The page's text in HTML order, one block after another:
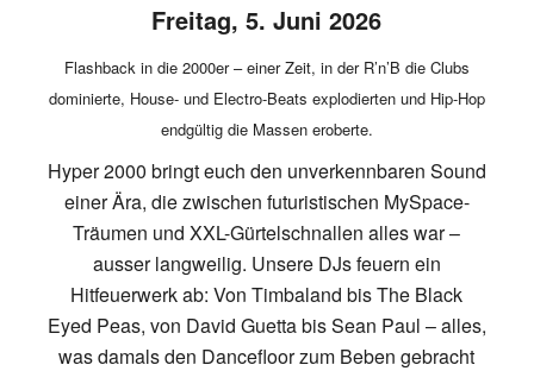
Freitag, 5. Juni 2026
Flashback in die 2000er – einer Zeit, in der R’n’B die Clubs
dominierte, House- und Electro-Beats explodierten und Hip-Hop
endgültig die Massen eroberte.
Hyper 2000 bringt euch den unverkennbaren Sound
einer Ära, die zwischen futuristischen MySpace-
Träumen und XXL-Gürtelschnallen alles war –
ausser langweilig. Unsere DJs feuern ein
Hitfeuerwerk ab: Von Timbaland bis The Black
Eyed Peas, von David Guetta bis Sean Paul – alles,
was damals den Dancefloor zum Beben gebracht